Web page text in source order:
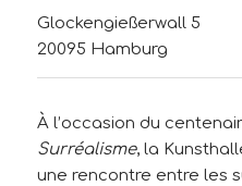
Glockengießerwall 5
20095 Hamburg
À l’occasion du
Surréalisme, la
une rencontre entre les